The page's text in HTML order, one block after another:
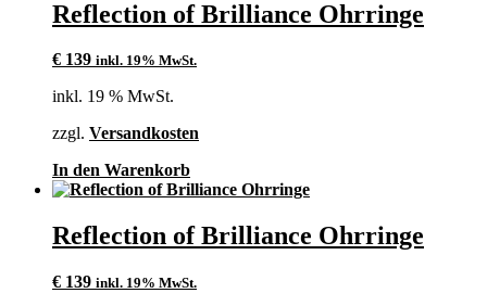
Reflection of Brilliance Ohrringe
€ 139 inkl. 19% MwSt.
inkl. 19 % MwSt.
zzgl. Versandkosten
In den Warenkorb
Reflection of Brilliance Ohrringe
€ 139 inkl. 19% MwSt.